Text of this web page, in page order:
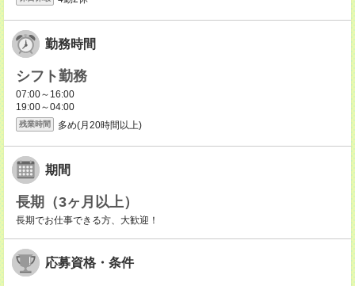
勤務時間
シフト勤務
07:00～16:00
19:00～04:00
残業時間 多め(月20時間以上)
期間
長期（3ヶ月以上）
長期でお仕事できる方、大歓迎！
応募資格・条件